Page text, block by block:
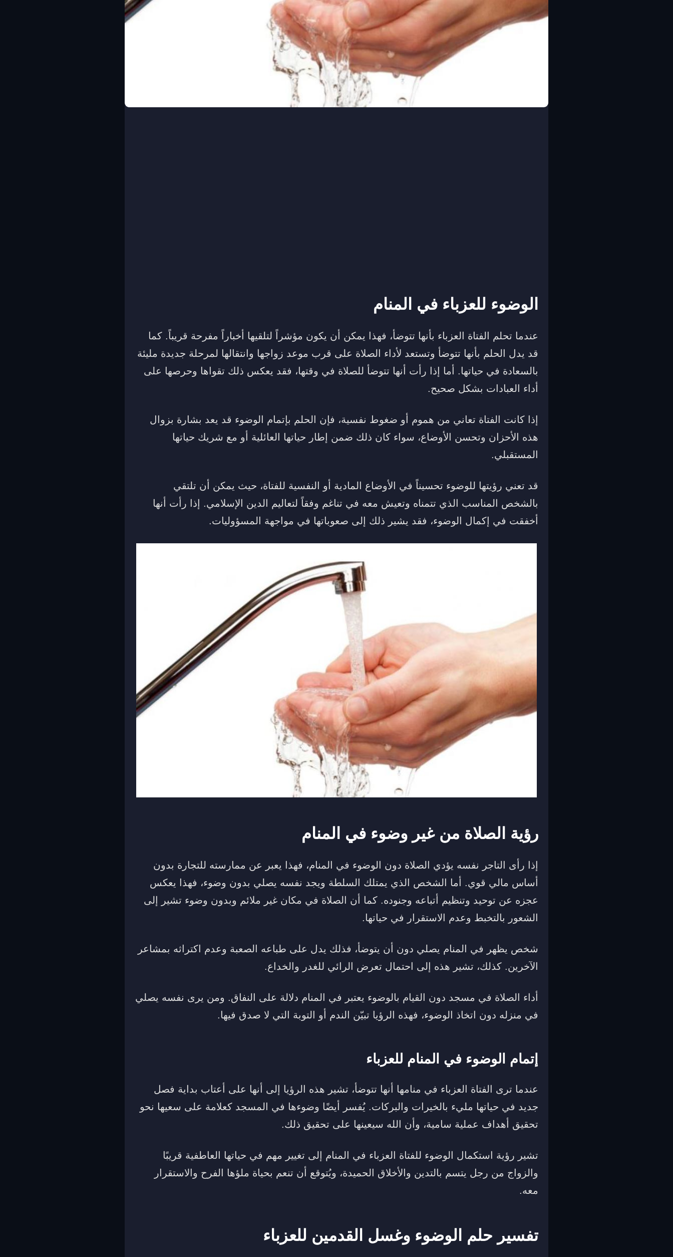
الوضوء للعزباء في المنام
عندما تحلم الفتاة العزباء بأنها تتوضأ، فهذا يمكن أن يكون مؤشراً لتلقيها أخباراً مفرحة قريباً. كما
قد يدل الحلم بأنها تتوضأ وتستعد لأداء الصلاة على قرب موعد زواجها وانتقالها لمرحلة جديدة مليئة
بالسعادة في حياتها. أما إذا رأت أنها تتوضأ للصلاة في وقتها، فقد يعكس ذلك تقواها وحرصها على
أداء العبادات بشكل صحيح.
إذا كانت الفتاة تعاني من هموم أو ضغوط نفسية، فإن الحلم بإتمام الوضوء قد يعد بشارة بزوال
هذه الأحزان وتحسن الأوضاع، سواء كان ذلك ضمن إطار حياتها العائلية أو مع شريك حياتها
المستقبلي.
قد تعني رؤيتها للوضوء تحسيناً في الأوضاع المادية أو النفسية للفتاة، حيث يمكن أن تلتقي
بالشخص المناسب الذي تتمناه وتعيش معه في تناغم وفقاً لتعاليم الدين الإسلامي. إذا رأت أنها
أخفقت في إكمال الوضوء، فقد يشير ذلك إلى صعوباتها في مواجهة المسؤوليات.
رؤية الصلاة من غير وضوء في المنام
إذا رأى التاجر نفسه يؤدي الصلاة دون الوضوء في المنام، فهذا يعبر عن ممارسته للتجارة بدون
أساس مالي قوي. أما الشخص الذي يمتلك السلطة ويجد نفسه يصلي بدون وضوء، فهذا يعكس
عجزه عن توحيد وتنظيم أتباعه وجنوده. كما أن الصلاة في مكان غير ملائم وبدون وضوء تشير إلى
الشعور بالتخبط وعدم الاستقرار في حياتها.
شخص يظهر في المنام يصلي دون أن يتوضأ، فذلك يدل على طباعه الصعبة وعدم اكتراثه بمشاعر
الآخرين. كذلك، تشير هذه إلى احتمال تعرض الرائي للغدر والخداع.
أداء الصلاة في مسجد دون القيام بالوضوء يعتبر في المنام دلالة على النفاق. ومن يرى نفسه يصلي
في منزله دون اتخاذ الوضوء، فهذه الرؤيا تبيّن الندم أو التوبة التي لا صدق فيها.
إتمام الوضوء في المنام للعزباء
عندما ترى الفتاة العزباء في منامها أنها تتوضأ، تشير هذه الرؤيا إلى أنها على أعتاب بداية فصل
جديد في حياتها مليء بالخيرات والبركات. يُفسر أيضًا وضوءها في المسجد كعلامة على سعيها نحو
تحقيق أهداف عملية سامية، وأن الله سيعينها على تحقيق ذلك.
تشير رؤية استكمال الوضوء للفتاة العزباء في المنام إلى تغيير مهم في حياتها العاطفية قريبًا
والزواج من رجل يتسم بالتدين والأخلاق الحميدة، ويُتوقع أن تنعم بحياة ملؤها الفرح والاستقرار
معه.
تفسير حلم الوضوء وغسل القدمين للعزباء